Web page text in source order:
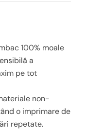
100% moale
a
pe tot
non-
o imprimare de
repetate.